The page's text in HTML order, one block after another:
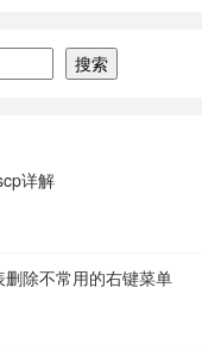
搜索
详解
除不常用的右键菜单